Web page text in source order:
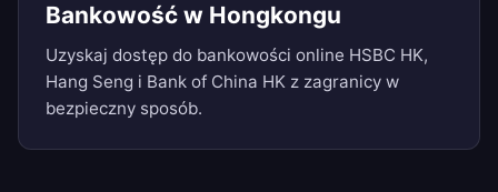
Bankowość w Hongkongu
Uzyskaj dostęp do bankowości online HSBC HK,
Hang Seng i Bank of China HK z zagranicy w
bezpieczny sposób.